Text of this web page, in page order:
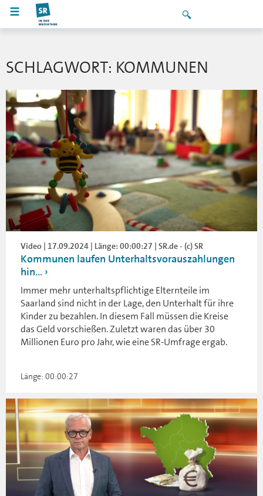
SCHLAGWORT: KOMMUNEN
Video | 17.09.2024 | Länge: 00:00:27 | SR.de - (c) SR
Kommunen laufen Unterhaltsvorauszahlungen
hin...
Immer mehr unterhaltspflichtige Elternteile im
Saarland sind nicht in der Lage, den Unterhalt für ihre
Kinder zu bezahlen. In diesem Fall müssen die Kreise
das Geld vorschießen. Zuletzt waren das über 30
Millionen Euro pro Jahr, wie eine SR-Umfrage ergab.
Länge: 00:00:27